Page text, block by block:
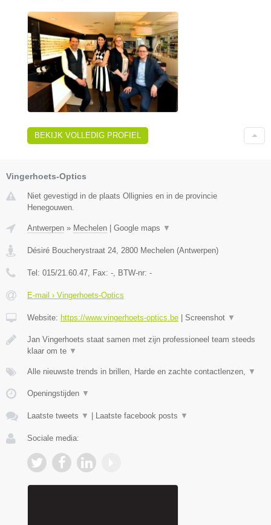
BEKIJK VOLLEDIG PROFIEL
Vingerhoets-Optics
Niet gevestigd in de plaats Ollignies en in de provincie
Henegouwen.
Antwerpen » Mechelen | Google maps ▼
Désiré Boucherystraat 24 2800 Mechelen (Antwerpen)
Tel: 015/21.60.47 , Fax: - , BTW-nr: -
E-mail › Vingerhoets-Optics
Website: https://www.vingerhoets-optics.be | Screenshot ▼
Jan Vingerhoets staat samen met zijn professioneel team steeds
klaar om te ▼
Alle nieuwste trends in brillen, Harde en zachte contactlenzen, ▼
Openingstijden ▼
Laatste tweets ▼ | Laatste facebook posts ▼
Sociale media: